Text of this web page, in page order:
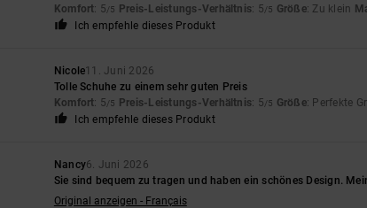
Komfort: 5/5 Preis-Leistungs-Verhältnis: 5/5 Größe: Zu klein
Ich empfehle dieses Produkt
Nicole11. Juni 2026
Tolle Schuhe zu einem sehr guten Preis
Komfort: 5/5 Preis-Leistungs-Verhältnis: 5/5 Größe: Perfekte
Ich empfehle dieses Produkt
Nancy6. Juni 2026
Sie sind bequem zu tragen und haben ein schönes Design.
Original anzeigen - Français